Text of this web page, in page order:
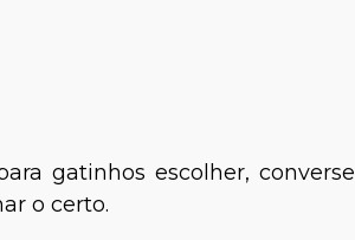
gatinhos escolher, converse
o certo.